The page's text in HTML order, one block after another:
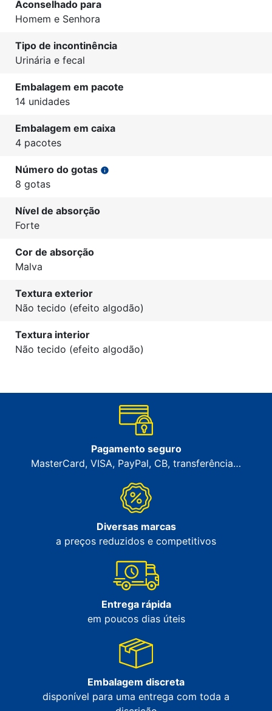
Aconselhado para
Homem e Senhora
Tipo de incontinência
Urinária e fecal
Embalagem em pacote
14 unidades
Embalagem em caixa
4 pacotes
Número do gotas info
8 gotas
Nível de absorção
Forte
Cor de absorção
Malva
Textura exterior
Não tecido (efeito algodão)
Textura interior
Não tecido (efeito algodão)
Pagamento seguro
MasterCard, VISA, PayPal, CB, transferência…
Diversas marcas
a preços reduzidos e competitivos
Entrega rápida
em poucos dias úteis
Embalagem discreta
disponível para uma entrega com toda a